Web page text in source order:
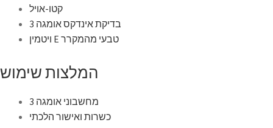
קטו-אויל
בדיקת אינדקס אומגה 3
ויטמין E טבעי מהמקרר
המלצות שימוש
מחשבוני אומגה 3
כשרות ואישור הלכתי